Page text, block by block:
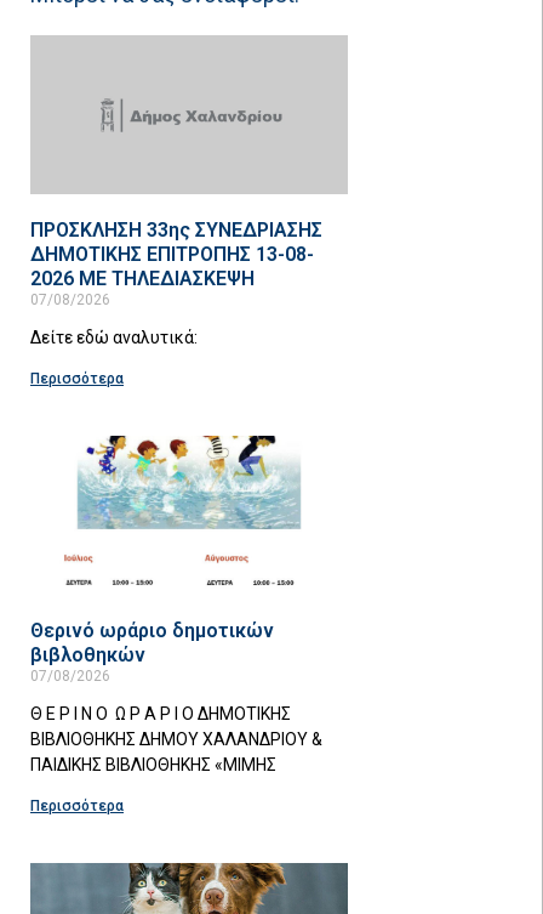
ΠΡΟΣΚΛΗΣΗ 33ης ΣΥΝΕΔΡΙΑΣΗΣ
ΔΗΜΟΤΙΚΗΣ ΕΠΙΤΡΟΠΗΣ 13-08-
2026 ΜΕ ΤΗΛΕΔΙΑΣΚΕΨΗ
07/08/2026
Δείτε εδώ αναλυτικά:
Περισσότερα
Θερινό ωράριο δημοτικών
βιβλοθηκών
07/08/2026
Θ Ε Ρ Ι Ν Ο Ω Ρ Α Ρ Ι Ο ΔΗΜΟΤΙΚΗΣ
ΒΙΒΛΙΟΘΗΚΗΣ ΔΗΜΟΥ ΧΑΛΑΝΔΡΙΟΥ &
ΠΑΙΔΙΚΗΣ ΒΙΒΛΙΟΘΗΚΗΣ «ΜΙΜΗΣ
Περισσότερα